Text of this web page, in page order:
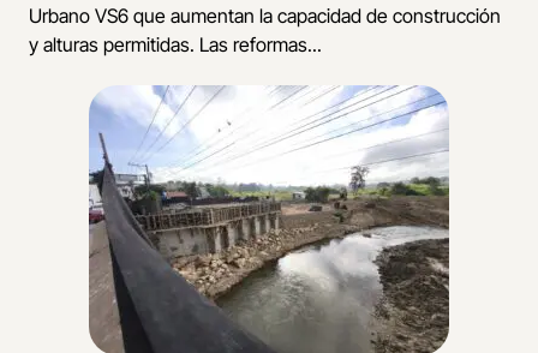
Urbano VS6 que aumentan la capacidad de construcción
y alturas permitidas. Las reformas...